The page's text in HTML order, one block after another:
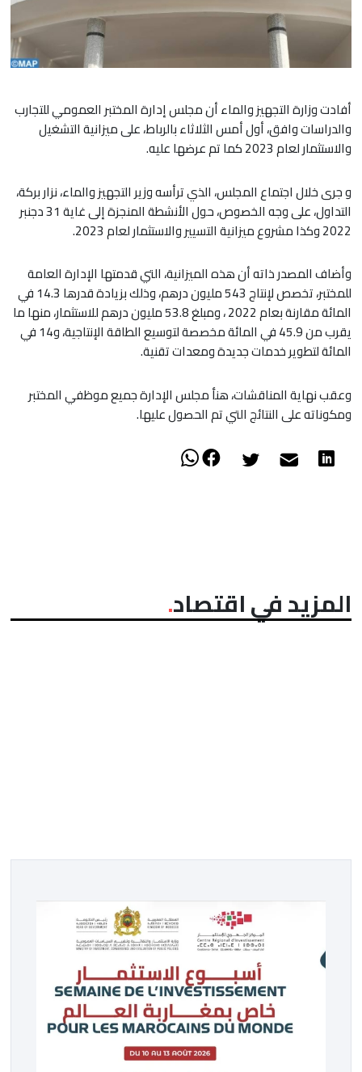
أفادت وزارة التجهيز والماء أن مجلس إدارة المختبر العمومي للتجارب
والدراسات وافق، أول أمس الثلاثاء بالرباط، على ميزانية التشغيل
والاستثمار لعام 2023 كما تم عرضها عليه.
و جرى خلال اجتماع المجلس، الذي ترأسه وزير التجهيز والماء، نزار بركة،
التداول، على وجه الخصوص، حول الأنشطة المنجزة إلى غاية 31 دجنبر
2022 وكذا مشروع ميزانية التسيير والاستثمار لعام 2023.
وأضاف المصدر ذاته أن هذه الميزانية، التي قدمتها الإدارة العامة
للمختبر، تخصص لإنتاج 543 مليون درهم، وذلك بزيادة قدرها 14.3 في
المائة مقارنة بعام 2022 ، ومبلغ 53.8 مليون درهم للاستثمار، منها ما
يقرب من 45.9 في المائة مخصصة لتوسيع الطاقة الإنتاجية، و14 في
المائة لتطوير خدمات جديدة ومعدات تقنية.
وعقب نهاية المناقشات، هنأ مجلس الإدارة جميع موظفي المختبر
ومكوناته على النتائج التي تم الحصول عليها.
المزيد في اقتصاد